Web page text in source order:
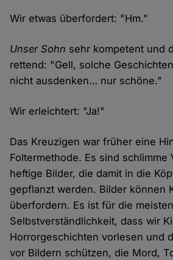
Wir etwas überfordert: "Hm."
Unser Sohn sehr kompetent und
rettend: "Gell, solche
nicht ausdenken… nur schöne."
Wir erleichtert: "Ja!"
Das Kreuzigen war früher eine
Foltermethode. Es sind schlimme
heftige Bilder, die damit in die
gepflanzt werden. Bilder können
überfordern. Es ist für die
Selbstverständlichkeit, dass wir
Horrorgeschichten vorlesen und
vor Bildern schützen, die Mord,